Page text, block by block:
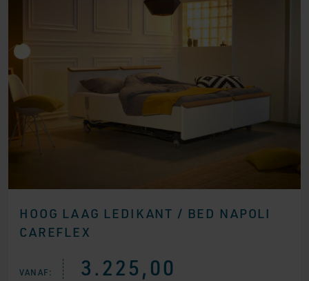
HOOG LAAG LEDIKANT / BED NAPOLI
CAREFLEX
VANAF: 3.225,00